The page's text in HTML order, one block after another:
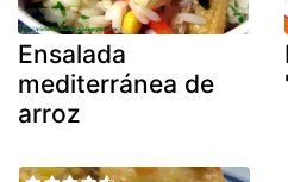
Ensalada
mediterránea de
arroz